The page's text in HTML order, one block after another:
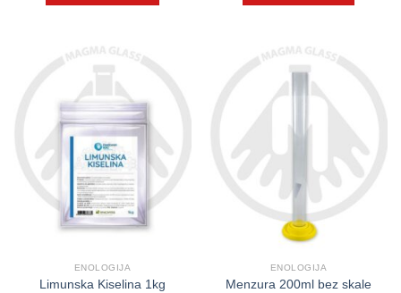
ENOLOGIJA
Limunska Kiselina 1kg
ENOLOGIJA
Menzura 200ml bez skale